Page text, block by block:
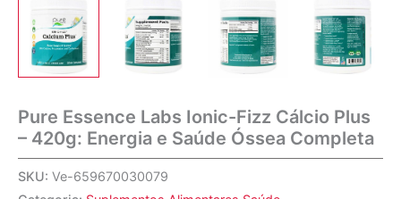
Pure Essence Labs Ionic-Fizz Cálcio Plus
– 420g: Energia e Saúde Óssea Completa
SKU: Ve-659670030079